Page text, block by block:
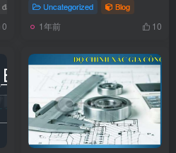
2013 # khái niệm luật đất đai
0
Uncategorized Blog
1年前 10